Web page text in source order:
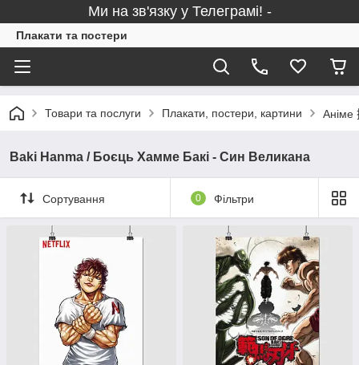
Ми на зв'язку у Телеграмі! -
Плакати та постери
Товари та послуги Плакати, постери, картини Аніме
Baki Hanma / Боєць Хамме Бакі - Син Великана
Сортування 0 Фільтри